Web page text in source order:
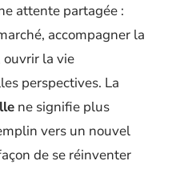
attente partagée :
accompagner la
la vie
perspectives. La
ne signifie plus
vers un nouvel
de se réinventer